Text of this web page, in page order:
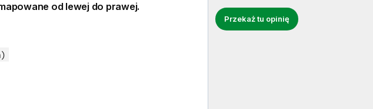
Przekaż tu opinię
od lewej do prawej.